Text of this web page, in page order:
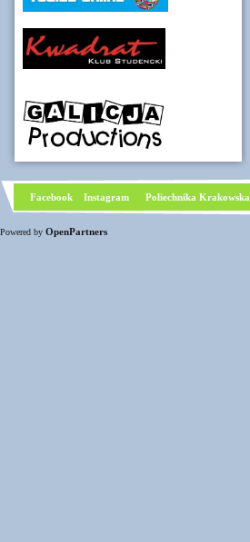
Facebook Instagram Poliechnika Krakowska
Powered by OpenPartners